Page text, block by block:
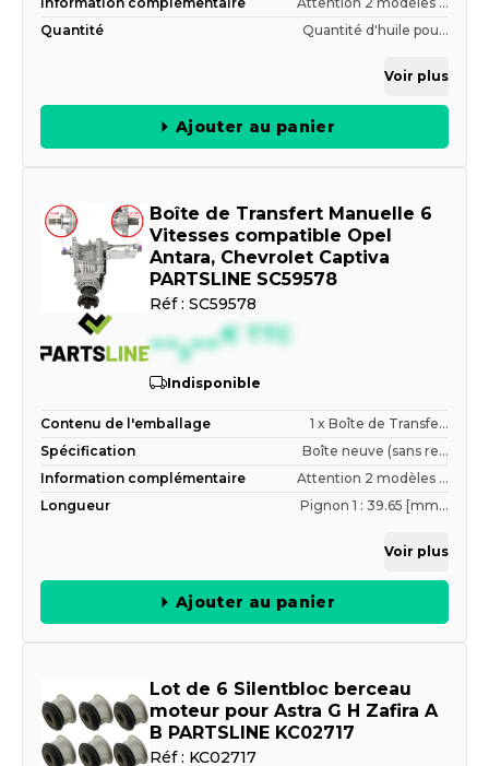
Quantité
Quantité d'huile pou...
Voir plus
Ajouter au panier
Boîte de Transfert Manuelle 6
Vitesses compatible Opel
Antara, Chevrolet Captiva
PARTSLINE SC59578
Réf : SC59578
--,--€ TTC
Indisponible
Contenu de l'emballage
1 x Boîte de Transfe...
Spécification
Boîte neuve (sans re...
Information complémentaire
Attention 2 modèles ...
Longueur
Pignon 1 : 39.65 [mm...
Voir plus
Ajouter au panier
Lot de 6 Silentbloc berceau
moteur pour Astra G H Zafira A
B PARTSLINE KC02717
Réf : KC02717